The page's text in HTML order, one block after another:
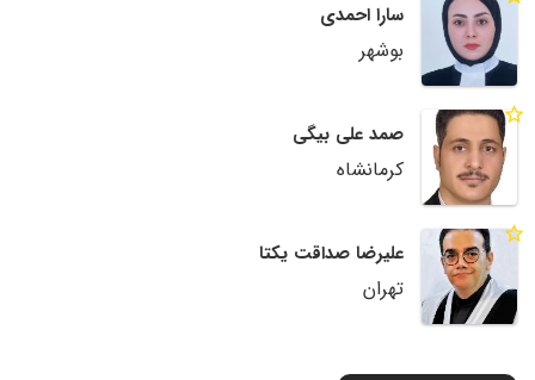
سارا احمدی
بوشهر
صمد علی بیگی
کرمانشاه
علیرضا صداقت یکتا
تهران